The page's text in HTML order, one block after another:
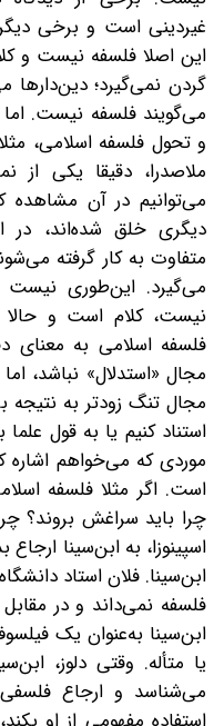
غیردینی است و برخی دیگر
این اصلا فلسفه نیست و
گردن نمی‌گیرد؛
می‌گویند فلسفه نیست.
و تحول فلسفه اسلامی،
ملاصدرا، دقیقا یکی از
می‌توانیم در آن مشاهده
دیگری خلق شده‌اند، در
متفاوت به کار گرفته
می‌گیرد. این‌طوری نیست
نیست، کلام است و حالا
فلسفه‌ اسلامی به معنای
مجال «استدلال» نباشد،
مجال تنگ زودتر به نتیجه
استناد کنیم یا به قول
موردی که می‌خواهم اشاره
است. اگر مثلا فلسفه
چرا باید سراغش بروند؟
اسپینوزا، به ابن‌‌سینا
ابن‌سینا. فلان استاد
فلسفه نمی‌داند و در مقابل
ابن‌سینا به‌عنوان یک
یا متأله. وقتی دلوز،
می‌شناسد و ارجاع